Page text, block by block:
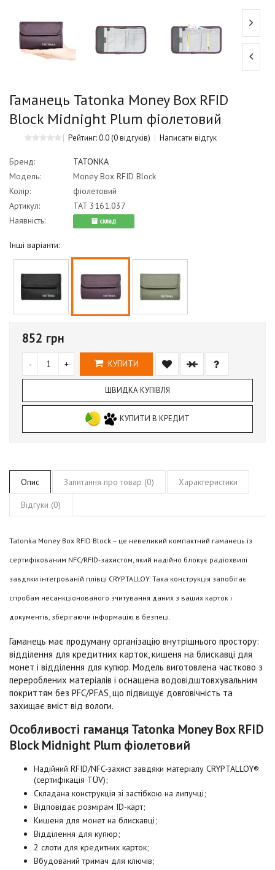
Гаманець Tatonka Money Box RFID
Block Midnight Plum фіолетовий
Рейтинг: 0.0(0 відгуків) Написати відгук
Бренд:
TATONKA
Модель:
Money Box RFID Block
Колір:
фіолетовий
Артикул:
TAT 3161.037
Наявність:
cклад
Інші варіанти:
852 грн
- + КУПИТИ
ШВИДКА КУПІВЛЯ
КУПИТИ В КРЕДИТ
Опис Запитання про товар (0) Характеристики
Відгуки (0)
Tatonka Money Box RFID Block – це невеликий компактний гаманець із
сертифікованим NFC/RFID-захистом, який надійно блокує радіохвилі
завдяки інтегрованій плівці CRYPTALLOY. Така конструкція запобігає
спробам несанкціонованого зчитування даних з ваших карток і
документів, зберігаючи інформацію в безпеці.
Гаманець має продуману організацію внутрішнього простору:
відділення для кредитних карток, кишеня на блискавці для
монет і відділення для купюр. Модель виготовлена частково з
перероблених матеріалів і оснащена водовідштовхувальним
покриттям без PFC/PFAS, що підвищує довговічність та
захищає вміст від вологи.
Особливості гаманця Tatonka Money Box RFID
Block Midnight Plum фіолетовий
Надійний RFID/NFC-захист завдяки матеріалу CRYPTALLOY®
(сертифікація TÜV);
Складана конструкція зі застібкою на липучці;
Відповідає розмірам ID-карт;
Кишеня для монет на блискавці;
Відділення для купюр;
2 слоти для кредитних карток;
Вбудований тримач для ключів;